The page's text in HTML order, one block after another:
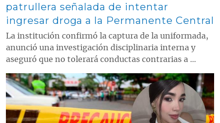
patrullera señalada de intentar
ingresar droga a la Permanente Central
La institución confirmó la captura de la uniformada,
anunció una investigación disciplinaria interna y
aseguró que no tolerará conductas contrarias a ...
Contenido multimedia principal